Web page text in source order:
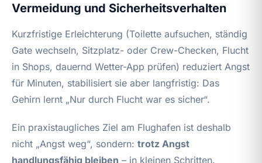
Vermeidung und Sicherheitsverhalten
Kurzfristige Erleichterung (Toilette aufsuchen, ständig
Gate wechseln, Sitzplatz- oder Crew-Checken, Flucht
in Shops, dauernd Wetter-App prüfen) reduziert Angst
für Minuten, stabilisiert sie aber langfristig: Das
Gehirn lernt „Nur durch Flucht war es sicher“.
Ein praxistaugliches Ziel am Flughafen ist deshalb
nicht „Angst weg“, sondern: trotz Angst
handlungsfähig bleiben – in kleinen Schritten.